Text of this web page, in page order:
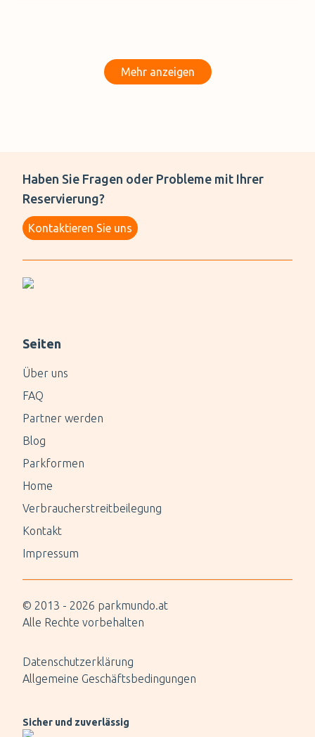
Mehr anzeigen
Haben Sie Fragen oder Probleme mit Ihrer
Reservierung?
Kontaktieren Sie uns
Seiten
Über uns
FAQ
Partner werden
Blog
Parkformen
Home
Verbraucherstreitbeilegung
Kontakt
Impressum
© 2013 - 2026 parkmundo.at
Alle Rechte vorbehalten
Datenschutzerklärung
Allgemeine Geschäftsbedingungen
Sicher und zuverlässig